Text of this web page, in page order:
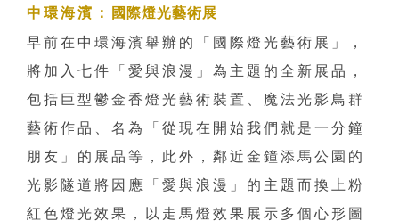
中環海濱 ： 國際燈光藝術展
早前在中環海濱舉辦的「國際燈光藝術展」，
將加入七件「愛與浪漫」為主題的全新展品，
包括巨型鬱金香燈光藝術裝置、魔法光影鳥群
藝術作品、名為「從現在開始我們就是一分鐘
朋友」的展品等，此外，鄰近金鐘添馬公園的
光影隧道將因應「愛與浪漫」的主題而換上粉
紅色燈光效果，以走馬燈效果展示多個心形圖